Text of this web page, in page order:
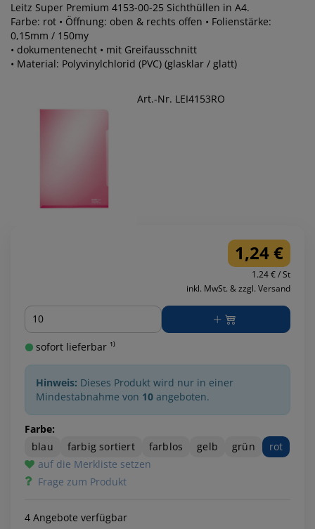
Leitz Super Premium 4153-00-25 Sichthüllen in A4.
Farbe: rot • Öffnung: oben & rechts offen • Folienstärke:
0,15mm / 150my
• dokumentenecht • mit Greifausschnitt
• Material: Polyvinylchlorid (PVC) (glasklar / glatt)
Art.-Nr. LEI4153RO
1,24 €
1.24 € / St
inkl. MwSt. & zzgl. Versand
Menge
sofort lieferbar ¹⁾
Hinweis: Dieses Produkt wird nur in einer
Mindestabnahme von 10 angeboten.
Farbe:
blau
farbig sortiert farblos gelb grün
rot
auf die Merkliste setzen
Frage zum Produkt
4 Angebote verfügbar